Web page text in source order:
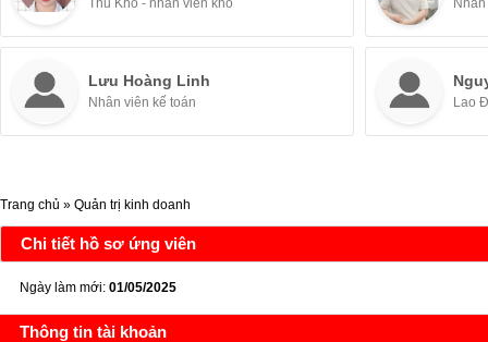
Thủ Kho - nhân viên kho
Lưu Hoàng Linh
Nhân viên kế toán Lao
Trang chủ » Quản trị kinh doanh
Chi tiết hồ sơ ứng viên
Ngày làm mới: 01/05/2025
Thông tin tài khoản